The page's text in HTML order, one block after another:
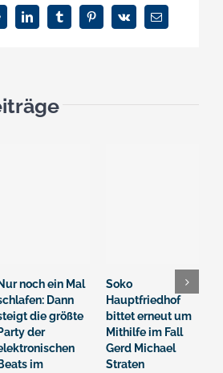
LinkedInTumblrPinterest
Vk
E-
Mail
noch ein Mal
Dann
die größte
Party der
Beats im
Soko
Hauptfriedhof
bittet erneut um
Mithilfe im Fall
Gerd Michael
Straten